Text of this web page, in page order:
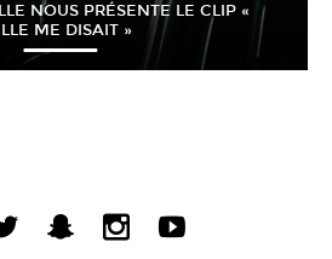
NOUS PRÉSENTE LE CLIP «
ME DISAIT »